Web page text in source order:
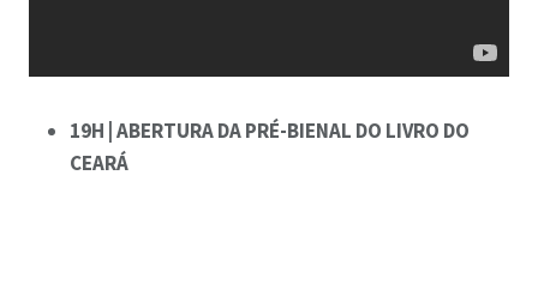
19H | ABERTURA DA PRÉ-BIENAL DO LIVRO DO
CEARÁ